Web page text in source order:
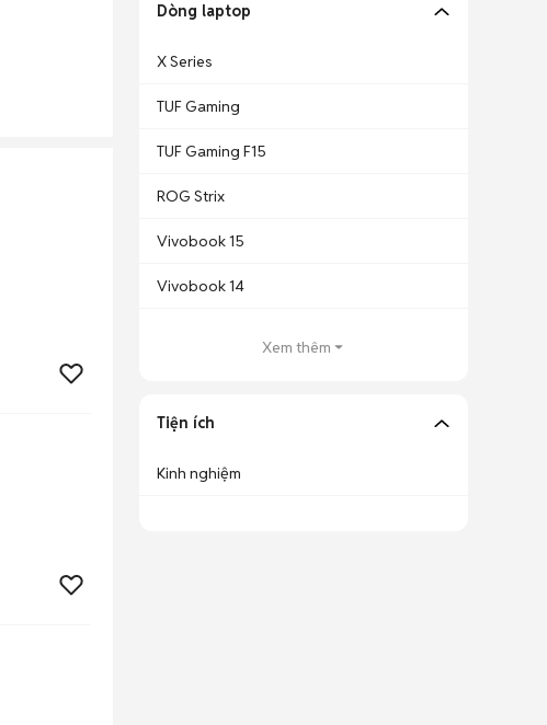
Dòng laptop
X Series
TUF Gaming
TUF Gaming F15
ROG Strix
Vivobook 15
Vivobook 14
Xem thêm
Tiện ích
Kinh nghiệm